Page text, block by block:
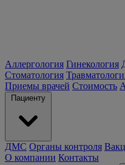
Аллергология Гинекология
Стоматология
Приемы врачей Стоимость
Пациенту
ДМС Органы контроля
О компании Контакты